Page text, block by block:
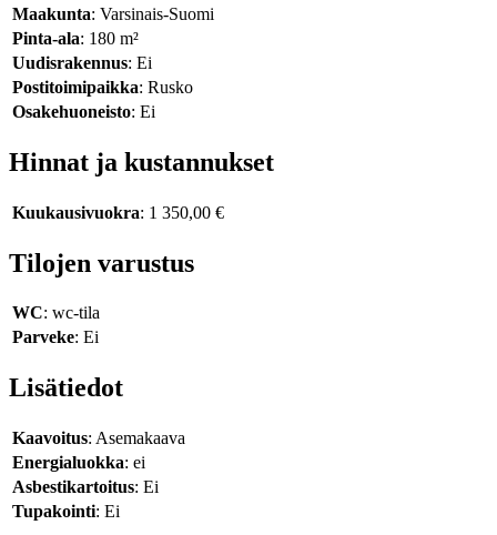
Maakunta: Varsinais-Suomi
Pinta-ala: 180 m²
Uudisrakennus: Ei
Postitoimipaikka: Rusko
Osakehuoneisto: Ei
Hinnat ja kustannukset
Kuukausivuokra: 1 350,00 €
Tilojen varustus
WC: wc-tila
Parveke: Ei
Lisätiedot
Kaavoitus: Asemakaava
Energialuokka: ei
Asbestikartoitus: Ei
Tupakointi: Ei